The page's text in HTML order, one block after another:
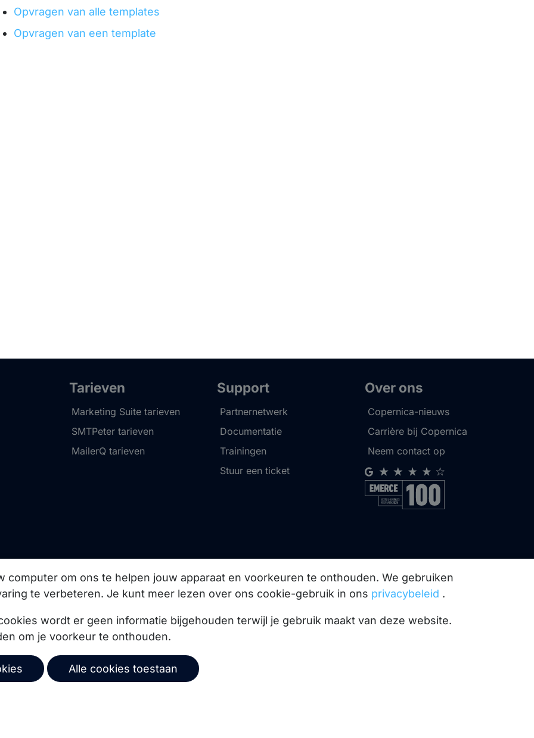
Opvragen van alle templates
Opvragen van een template
Tarieven
Marketing Suite tarieven
SMTPeter tarieven
MailerQ tarieven
Support
Partnernetwerk
Documentatie
Trainingen
Stuur een ticket
Over ons
Copernica-nieuws
Carrière bij Copernica
Neem contact op
product updates,
computer om ons te helpen jouw apparaat en voorkeuren te onthouden. We gebruiken
te verbeteren. Je kunt meer lezen over ons cookie-gebruik in ons privacybeleid .
wordt er geen informatie bijgehouden terwijl je gebruik maakt van deze website.
om je voorkeur te onthouden.
Alle cookies toestaan